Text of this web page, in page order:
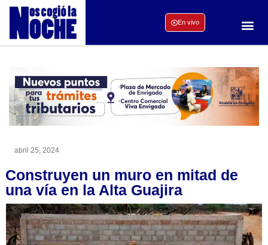
En vivo
abril 25, 2024
Construyen un muro en mitad de
una vía en la Alta Guajira